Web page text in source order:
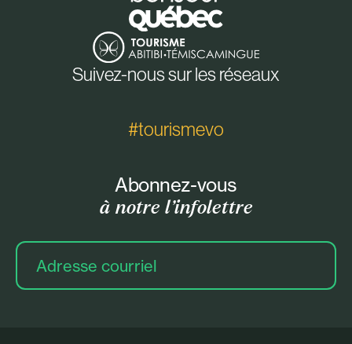
Suivez-nous sur les réseaux
#tourismevo
Abonnez-vous
à notre l’infolettre
Adresse
courriel